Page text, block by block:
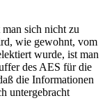
sich nicht zu
wie gewohnt, vom
wurde, ist man
des AES für die
die Informationen
untergebracht